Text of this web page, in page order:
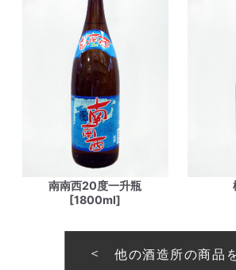
南南西20度一升瓶
[1800ml]
他の酒造所の商品